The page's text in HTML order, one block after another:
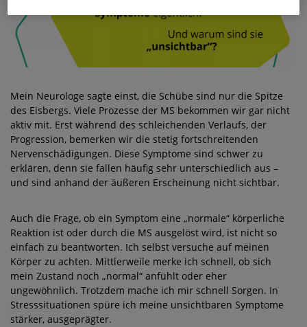
Mein Neurologe sagte einst, die Schübe sind nur die Spitze
des Eisbergs. Viele Prozesse der MS bekommen wir gar nicht
aktiv mit. Erst während des schleichenden Verlaufs, der
Progression, bemerken wir die stetig fortschreitenden
Nervenschädigungen. Diese Symptome sind schwer zu
erklären, denn sie fallen häufig sehr unterschiedlich aus –
und sind anhand der äußeren Erscheinung nicht sichtbar.
Auch die Frage, ob ein Symptom eine „normale“ körperliche
Reaktion ist oder durch die MS ausgelöst wird, ist nicht so
einfach zu beantworten. Ich selbst versuche auf meinen
Körper zu achten. Mittlerweile merke ich schnell, ob sich
mein Zustand noch „normal“ anfühlt oder eher
ungewöhnlich. Trotzdem mache ich mir schnell Sorgen. In
Stresssituationen spüre ich meine unsichtbaren Symptome
stärker, ausgeprägter.